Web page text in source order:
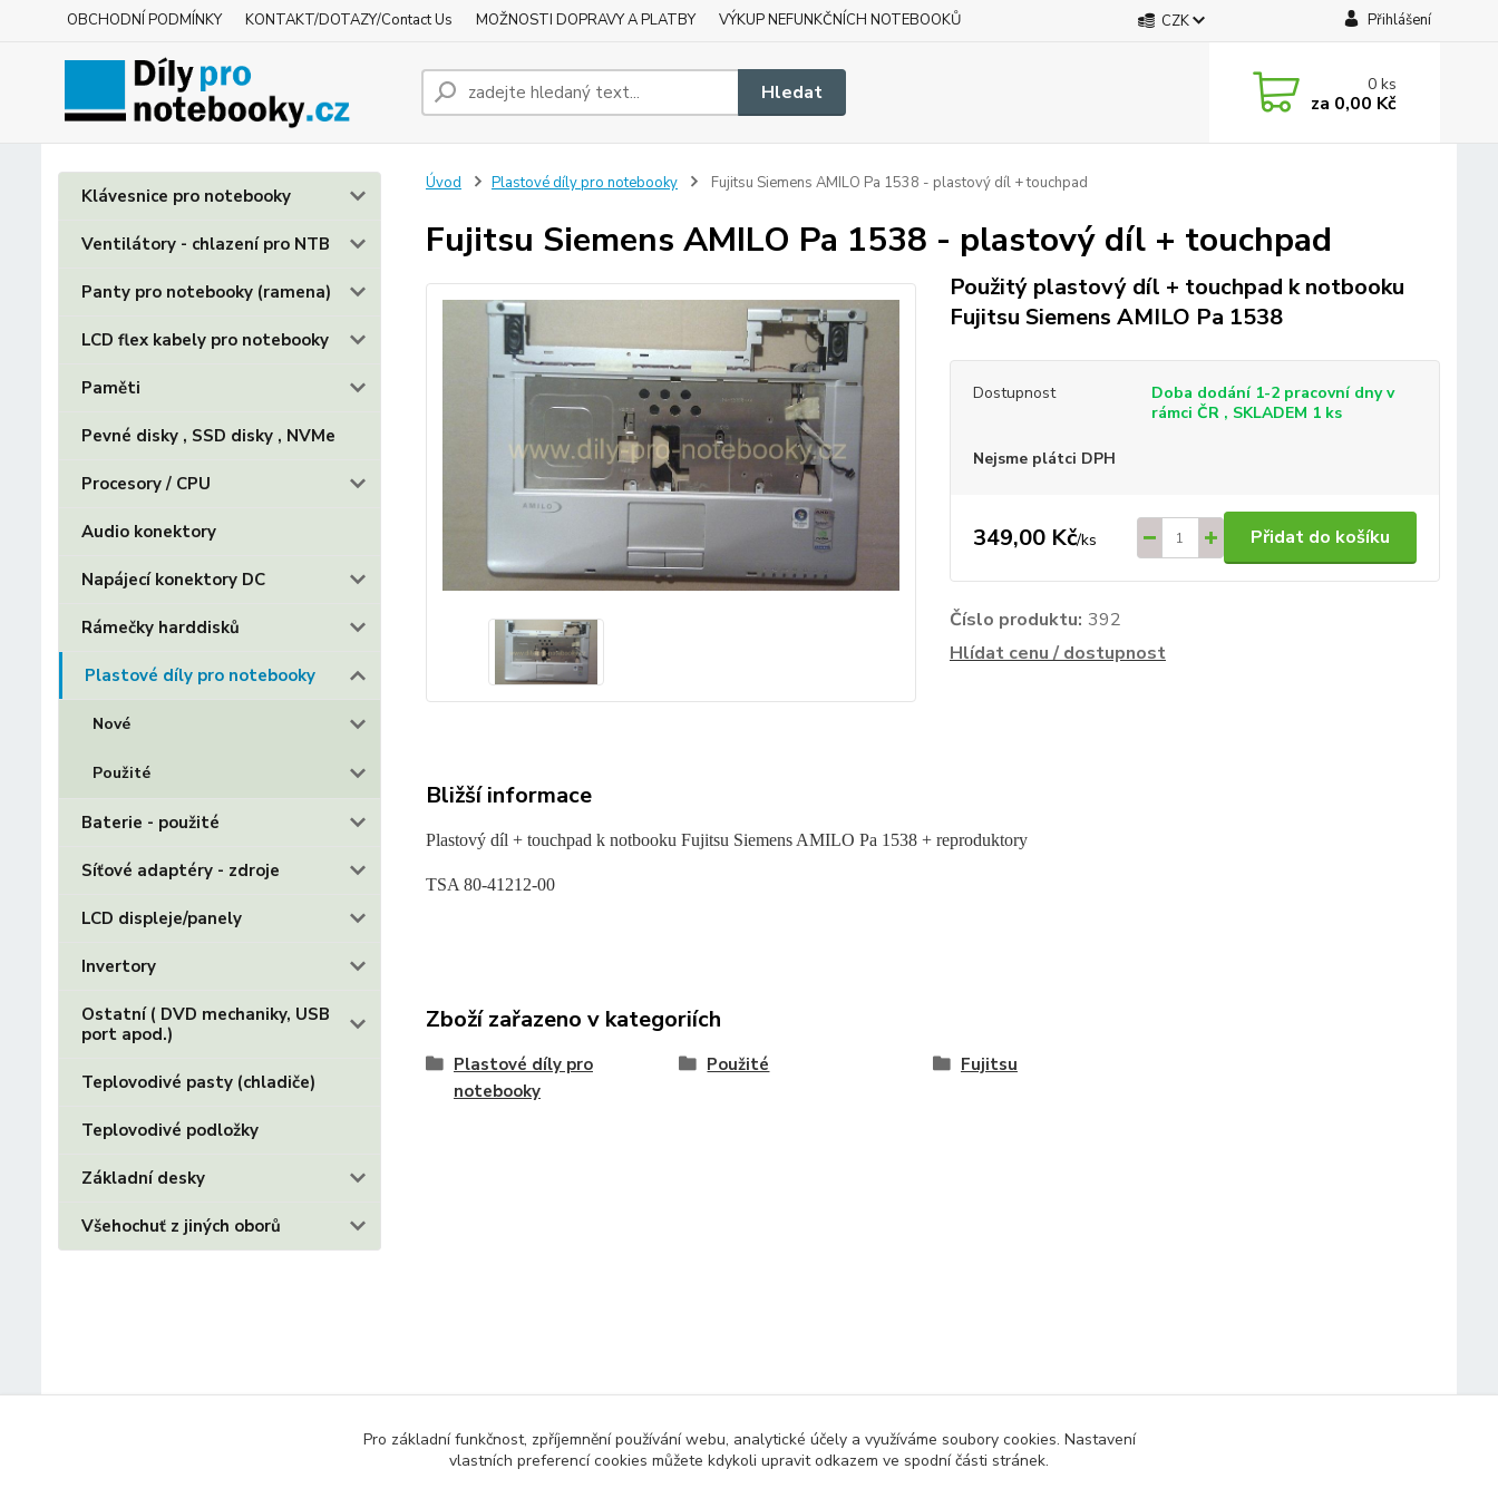
OBCHODNÍ PODMÍNKY KONTAKT/DOTAZY/Contact Us MOŽNOSTI DOPRAVY A PLATBY VÝKUP NEFUNKČNÍCH NOTEBOOKŮ CZK Přihlášení
Hledat 0ks
za 0,00 Kč
Klávesnice pro notebooky
Ventilátory - chlazení pro NTB
Panty pro notebooky (ramena)
LCD flex kabely pro notebooky
Paměti
Pevné disky , SSD disky , NVMe
Procesory / CPU
Audio konektory
Napájecí konektory DC
Rámečky harddisků
Plastové díly pro notebooky
Nové
Použité
Baterie - použité
Síťové adaptéry - zdroje
LCD displeje/panely
Invertory
Ostatní ( DVD mechaniky, USB
port apod.)
Teplovodivé pasty (chladiče)
Teplovodivé podložky
Základní desky
Všehochuť z jiných oborů
Úvod Plastové díly pro notebooky Fujitsu Siemens AMILO Pa 1538 - plastový díl + touchpad
Fujitsu Siemens AMILO Pa 1538 - plastový díl + touchpad
Použitý plastový díl + touchpad k notbooku
Fujitsu Siemens AMILO Pa 1538
Dostupnost
Doba dodání 1-2 pracovní dny v
rámci ČR , SKLADEM 1 ks
Nejsme plátci DPH
349,00 Kč/ks Přidat do košíku
Číslo produktu: 392
Hlídat cenu / dostupnost
Bližší informace
Plastový díl + touchpad k notbooku Fujitsu Siemens AMILO Pa 1538 + reproduktory
TSA 80-41212-00
Zboží zařazeno v kategoriích
Plastové díly pro
notebooky
Použité Fujitsu
Pro základní funkčnost, zpříjemnění používání webu, analytické účely a využíváme soubory cookies. Nastavení
vlastních preferencí cookies můžete kdykoli upravit odkazem ve spodní části stránek.